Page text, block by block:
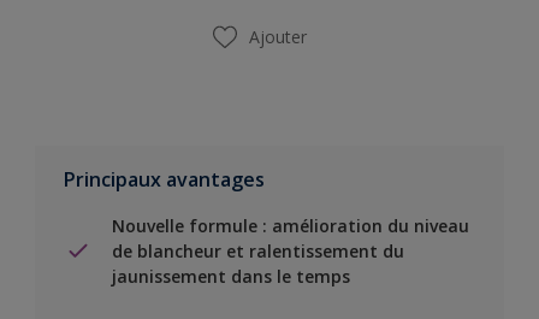
Ajouter
Principaux avantages
Nouvelle formule : amélioration du niveau
de blancheur et ralentissement du
jaunissement dans le temps